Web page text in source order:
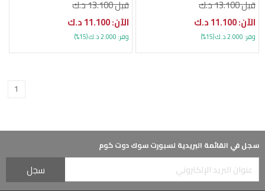
قبل 13.100 د.ك
الآن: 11.100 د.ك
وفر: 2.000 د.ك (15%)
قبل 13.100 د.ك
الآن: 11.100 د.ك
وفر: 2.000 د.ك (15%)
1
سجل في القائمة البريدية لسبورت سوك دوت كوم